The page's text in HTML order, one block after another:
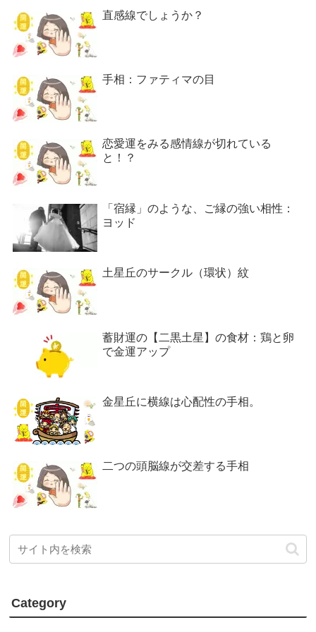
直感線でしょうか？
手相：ファティマの目
恋愛運をみる感情線が切れている
と！？
「宿縁」のような、ご縁の強い相性：
ヨッド
土星丘のサークル（環状）紋
蓄財運の【二黒土星】の食材：鶏と卵
で金運アップ
金星丘に横線は心配性の手相。
二つの頭脳線が交差する手相
Category